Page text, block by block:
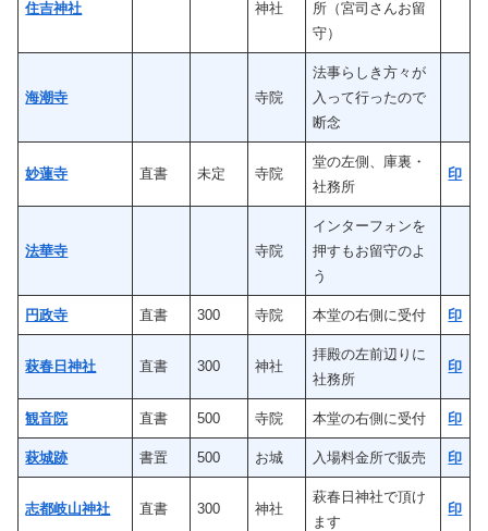
住吉神社 神社
所（宮司さんお留
守）
海潮寺 寺院
法事らしき方々が
入って行ったので
断念
妙蓮寺 直書 未定 寺院
堂の左側、庫裏・
社務所
印
法華寺 寺院
インターフォンを
押すもお留守のよ
う
円政寺 直書 300 寺院 本堂の右側に受付 印
萩春日神社 直書 300 神社
拝殿の左前辺りに
社務所
印
観音院 直書 500 寺院 本堂の右側に受付 印
萩城跡 書置 500 お城 入場料金所で販売 印
志都岐山神社 直書 300 神社
萩春日神社で頂け
ます
印